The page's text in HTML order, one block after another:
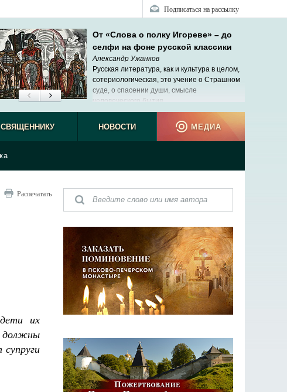
Подписаться на рассылку
От «Слова о полку Игореве» – до
селфи на фоне русской классики
Александр Ужанков
Русская литература, как и культура в целом,
сотериологическая, это учение о Страшном
суде, о спасении души, смысле
человеческого бытия.
НОВОСТИ МЕДИА
Распечатать
их